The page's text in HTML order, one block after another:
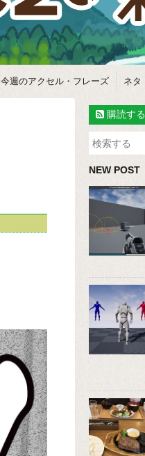
今週のアクセル・フレーズ ネタ
購読する
NEW POST